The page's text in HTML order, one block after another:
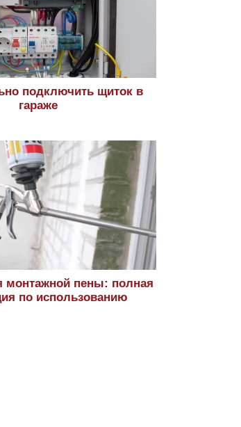
подключить щиток в
гараже
монтажной пены: полная
по использованию